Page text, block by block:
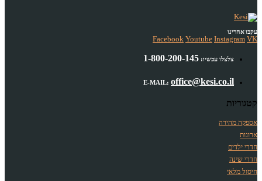
עקבו אחרינו
Facebook Youtube Instagram VK
צלצלו עכשיו: 1-800-200-145
E-MAIL: office@kesi.co.il
קטגוריות
אספקה מהירה
ארונות
חדרי ילדים
חדרי שינה
חיסול מלאי